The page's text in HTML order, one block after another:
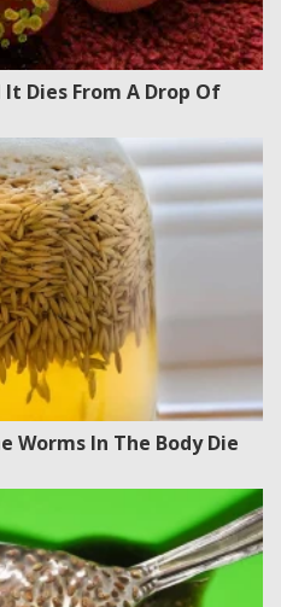
Dies From A Drop Of
Worms In The Body Die